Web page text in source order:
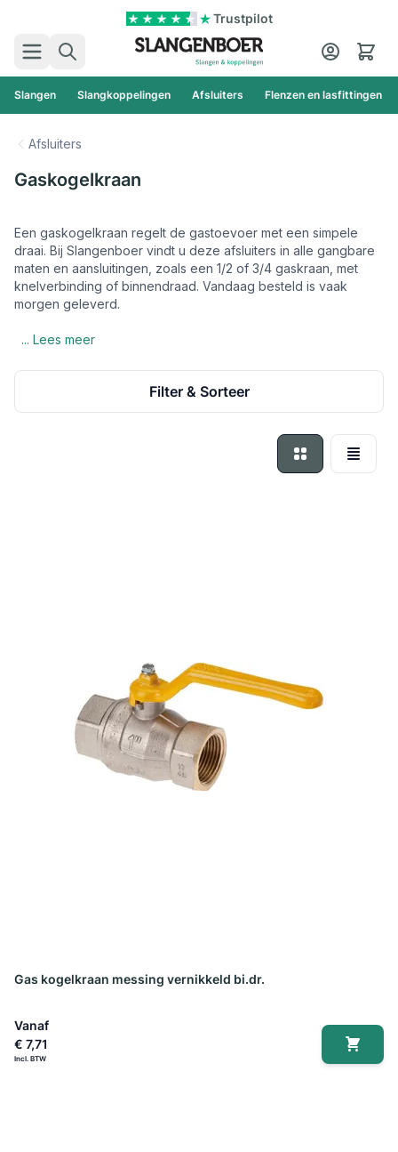
Trustpilot
Zoek
Cart
Slangen Slangkoppelingen Afsluiters Flenzen en lasfittingen
Afsluiters
Gaskogelkraan
Een gaskogelkraan regelt de gastoevoer met een simpele
draai. Bij Slangenboer vindt u deze afsluiters in alle gangbare
maten en aansluitingen, zoals een 1/2 of 3/4 gaskraan, met
knelverbinding of binnendraad. Vandaag besteld is vaak
morgen geleverd.
... Lees meer
Filter & Sorteer
Foto-tabelLijst
Gas kogelkraan messing vernikkeld bi.dr.
Vanaf
€ 7,71